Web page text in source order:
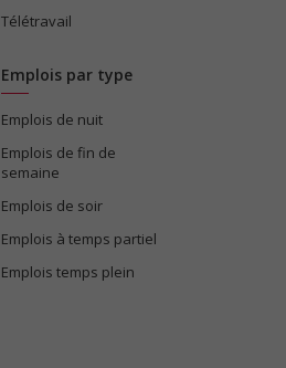
Télétravail
Emplois par type
Emplois de nuit
Emplois de fin de
semaine
Emplois de soir
Emplois à temps partiel
Emplois temps plein